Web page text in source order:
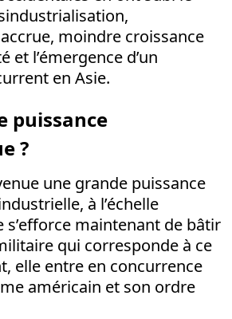
moindre croissance
et l’émergence d’un
en Asie.
puissance
?
une grande puissance
à l’échelle
s’efforce maintenant de bâtir
qui corresponde à ce
elle entre en concurrence
américain et son ordre